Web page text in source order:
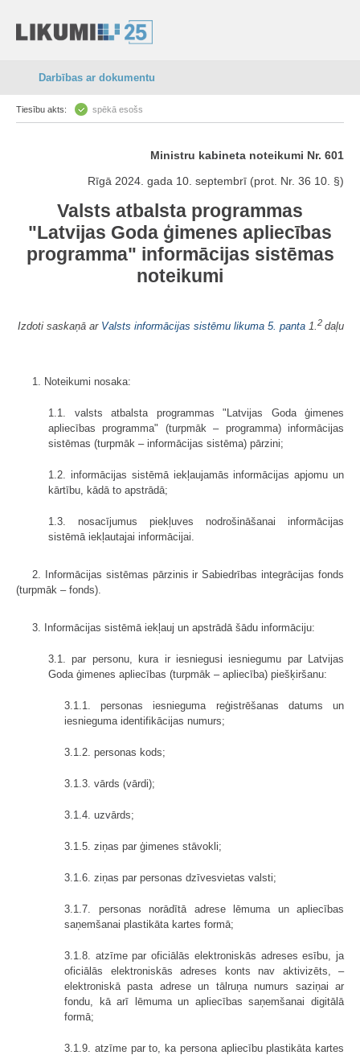
Darbības ar dokumentu
Tiesību akts: spēkā esošs
Ministru kabineta noteikumi Nr. 601
Rīgā 2024. gada 10. septembrī (prot. Nr. 36 10. §)
Valsts atbalsta programmas
"Latvijas Goda ģimenes apliecības
programma" informācijas sistēmas
noteikumi
Izdoti saskaņā ar Valsts informācijas sistēmu likuma 5. panta 1.2 daļu
1. Noteikumi nosaka:
1.1. valsts atbalsta programmas "Latvijas Goda ģimenes
apliecības programma" (turpmāk – programma) informācijas
sistēmas (turpmāk – informācijas sistēma) pārzini;
1.2. informācijas sistēmā iekļaujamās informācijas apjomu un
kārtību, kādā to apstrādā;
1.3. nosacījumus piekļuves nodrošināšanai informācijas
sistēmā iekļautajai informācijai.
2. Informācijas sistēmas pārzinis ir Sabiedrības integrācijas fonds
(turpmāk – fonds).
3. Informācijas sistēmā iekļauj un apstrādā šādu informāciju:
3.1. par personu, kura ir iesniegusi iesniegumu par Latvijas
Goda ģimenes apliecības (turpmāk – apliecība) piešķiršanu:
3.1.1. personas iesnieguma reģistrēšanas datums un
iesnieguma identifikācijas numurs;
3.1.2. personas kods;
3.1.3. vārds (vārdi);
3.1.4. uzvārds;
3.1.5. ziņas par ģimenes stāvokli;
3.1.6. ziņas par personas dzīvesvietas valsti;
3.1.7. personas norādītā adrese lēmuma un apliecības
saņemšanai plastikāta kartes formā;
3.1.8. atzīme par oficiālās elektroniskās adreses esību, ja
oficiālās elektroniskās adreses konts nav aktivizēts, –
elektroniskā pasta adrese un tālruņa numurs saziņai ar
fondu, kā arī lēmuma un apliecības saņemšanai digitālā
formā;
3.1.9. atzīme par to, ka persona apliecību plastikāta kartes